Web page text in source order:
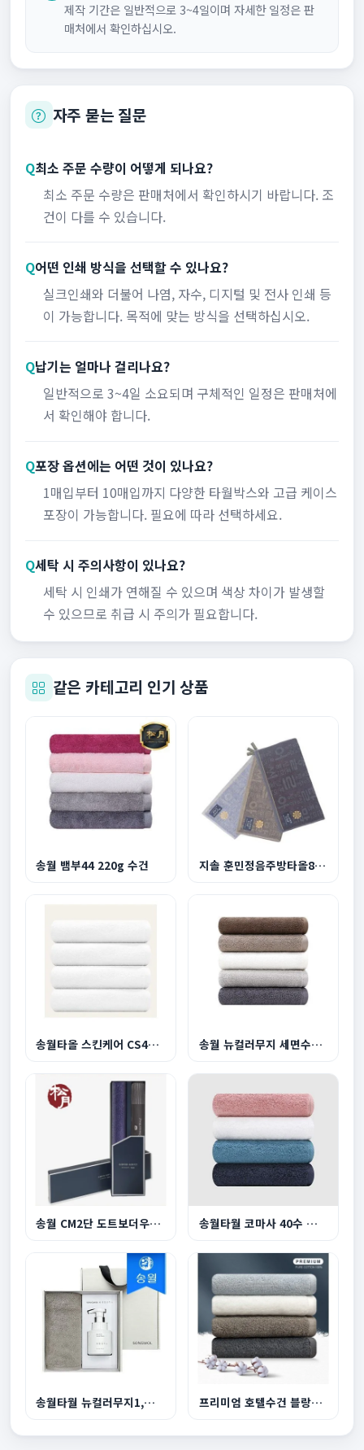
제작 기간은 일반적으로 3~4일이며 자세한 일정은 판
매처에서 확인하십시오.
자주 묻는 질문
Q최소 주문 수량이 어떻게 되나요?
최소 주문 수량은 판매처에서 확인하시기 바랍니다. 조
건이 다를 수 있습니다.
Q어떤 인쇄 방식을 선택할 수 있나요?
실크인쇄와 더불어 나염, 자수, 디지털 및 전사 인쇄 등
이 가능합니다. 목적에 맞는 방식을 선택하십시오.
Q납기는 얼마나 걸리나요?
일반적으로 3~4일 소요되며 구체적인 일정은 판매처에
서 확인해야 합니다.
Q포장 옵션에는 어떤 것이 있나요?
1매입부터 10매입까지 다양한 타월박스와 고급 케이스
포장이 가능합니다. 필요에 따라 선택하세요.
Q세탁 시 주의사항이 있나요?
세탁 시 인쇄가 연해질 수 있으며 색상 차이가 발생할
수 있으므로 취급 시 주의가 필요합니다.
같은 카테고리 인기 상품
송월 뱀부44 220g 수건 지솔 훈민정음주방타올80g
송월타올 스킨케어 CS40 업소용 수건 120g 면20수 송월 뉴컬러무지 세면수건 150g
송월 CM2단 도트보더우산 송월코마사160g수건세트 송월타월 코마사 40수 호텔수건 180g 1P 수건
송월타월 뉴컬러무지1,생활공작소 핸드워시250ml1 프리미엄 호텔수건 블랑180g